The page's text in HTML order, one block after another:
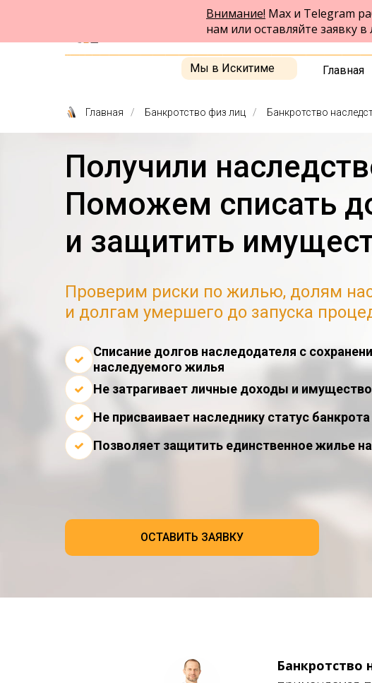
Внимание! Max и Telegram
нам или оставляйте заявку
Главная
Мы в Искитиме
Юридическая помощь в Бердске
ФПК Альтернатива
Бердск
выбрать
Главная / Банкротство физ лиц / Банкротство
Списание долгов наследодателя с
наследуемого жилья
Не затрагивает личные доходы и
Не присваивает наследнику статус банкрота
Позволяет защитить единственное жилье
Проверим риски по жилью, долям
и долгам умершего до запуска
Получили
Поможем списать
и защитить
ОСТАВИТЬ ЗАЯВКУ
Банкротство